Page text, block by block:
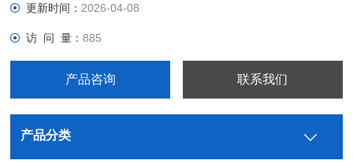
更新时间： 2026-04-08
访 问 量：885
产品咨询 联系我们
产品分类